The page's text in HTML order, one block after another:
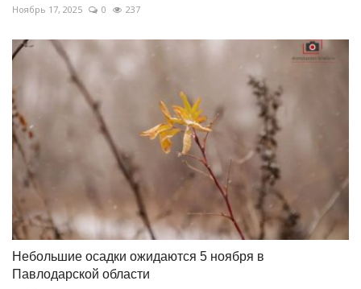
Ноябрь 17, 2025 0 237
Небольшие осадки ожидаются 5 ноября в
Павлодарской области